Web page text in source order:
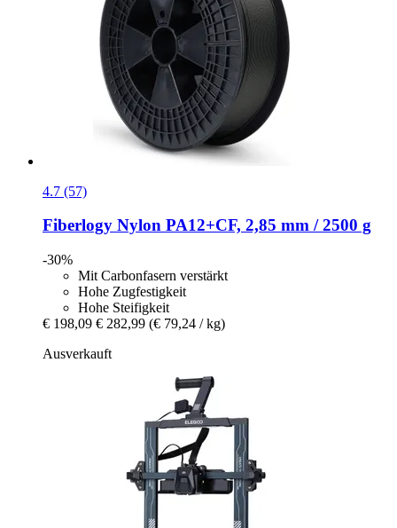
4.7 (57)
Fiberlogy Nylon PA12+CF, 2,85 mm / 2500 g
-30%
Mit Carbonfasern verstärkt
Hohe Zugfestigkeit
Hohe Steifigkeit
€ 198,09 € 282,99 (€ 79,24 / kg)
Ausverkauft